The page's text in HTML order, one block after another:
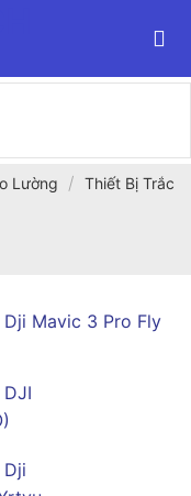
Lường / Thiết Bị Trắc